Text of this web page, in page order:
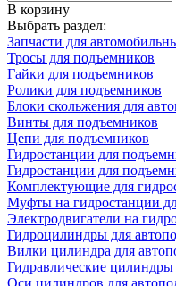
В корзину
Выбрать раздел:
Запчасти для
Тросы для подъемников
Гайки для подъемников
Ролики для подъемников
Блоки скольжения для
Винты для подъемников
Цепи для подъемников
Гидростанции для
Гидростанции для
Комплектующие для
Муфты на гидростанции
Электродвигатели на
Гидроцилиндры для
Вилки цилиндра для
Гидравлические
Оси цилиндров для